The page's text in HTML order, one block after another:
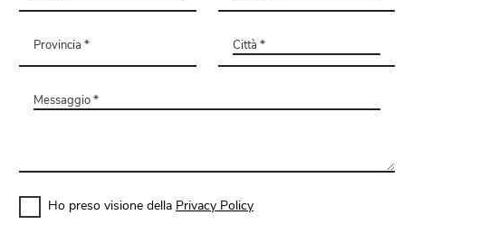
Ho preso visione della Privacy Policy